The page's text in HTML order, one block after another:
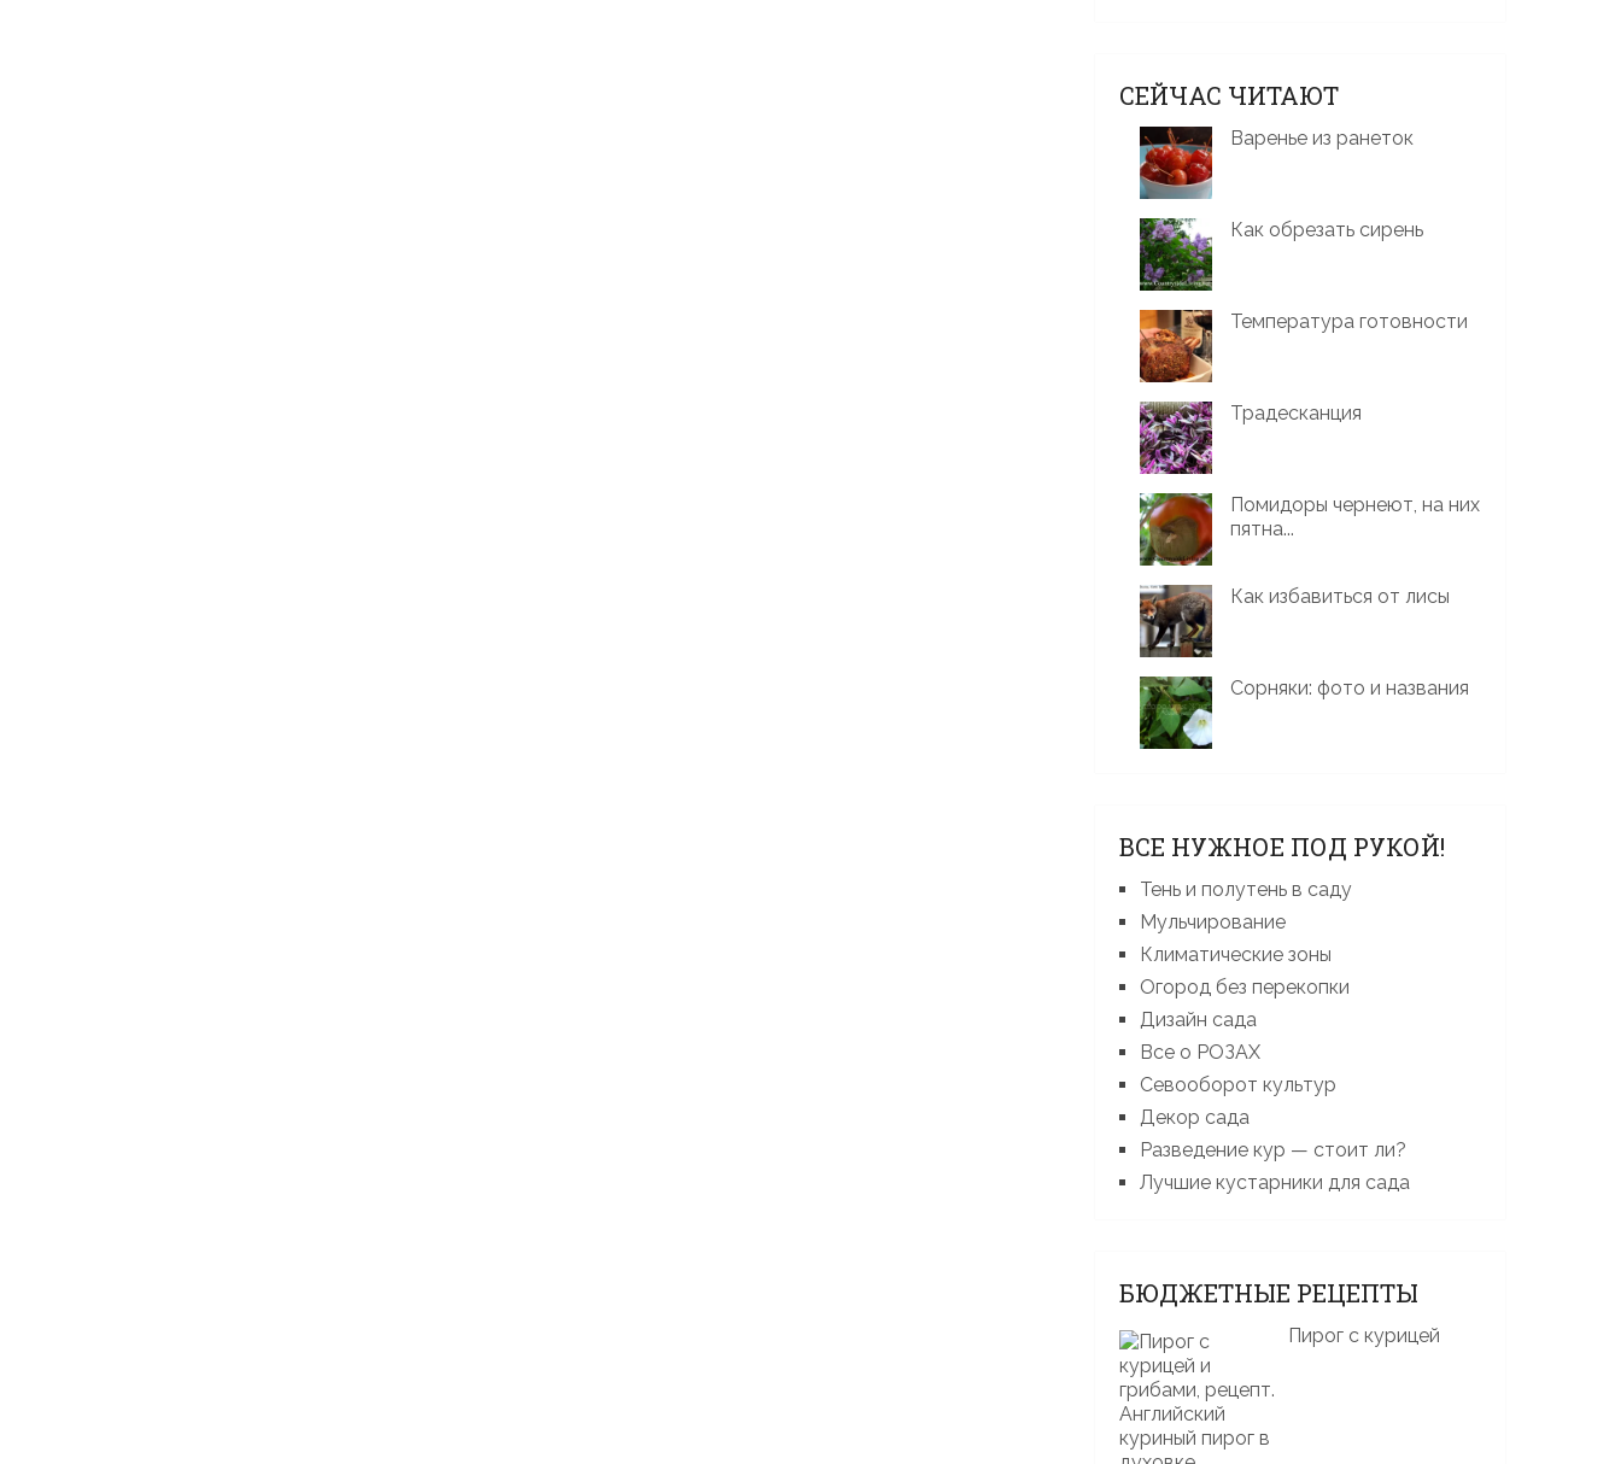
СЕЙЧАС ЧИТАЮТ
Варенье из ранеток
Как обрезать сирень
Температура готовности
Традесканция
Помидоры чернеют, на них
пятна...
Как избавиться от лисы
Сорняки: фото и названия
ВСЕ НУЖНОЕ ПОД РУКОЙ!
Тень и полутень в саду
Мульчирование
Климатические зоны
Огород без перекопки
Дизайн сада
Все о РОЗАХ
Севооборот культур
Декор сада
Разведение кур — стоит ли?
Лучшие кустарники для сада
БЮДЖЕТНЫЕ РЕЦЕПТЫ
Пирог с курицей